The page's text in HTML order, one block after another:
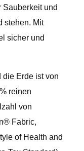
und
stehen. Mit
sicher und
die Erde ist von
reinen
von
Fabric,
of Health and